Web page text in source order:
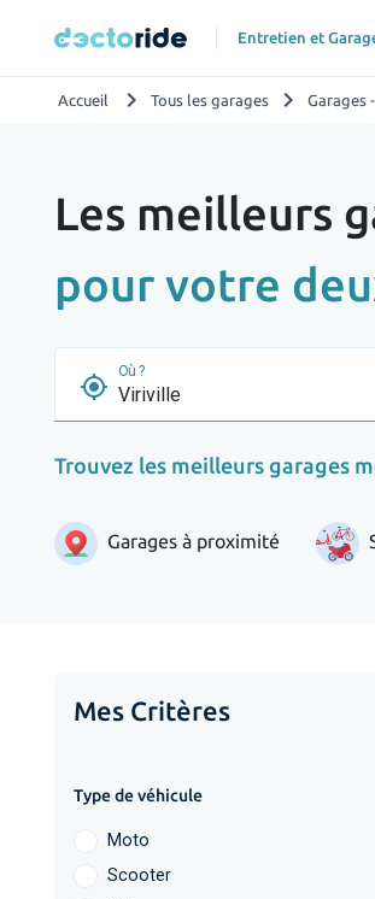
Entretien et
Accueil chevron_right Tous les garages chevron_right Garages
Les meilleurs
pour votre
my_location
Où ?
Trouvez les meilleurs garages
Garages à proximité
Mes Critères
Type de véhicule
Moto
Scooter